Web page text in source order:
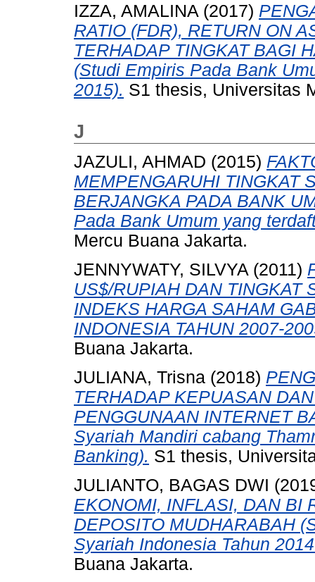
IZZA, AMALINA (2017)
RATIO (FDR), RETURN ON
TERHADAP TINGKAT BAGI
(Studi Empiris Pada Bank
2015). S1 thesis, Universitas
J
JAZULI, AHMAD (2015)
MEMPENGARUHI TINGKAT
BERJANGKA PADA BANK
Pada Bank Umum yang
Mercu Buana Jakarta.
JENNYWATY, SILVYA (2011)
US$/RUPIAH DAN TINGKAT
INDEKS HARGA SAHAM
INDONESIA TAHUN 2007-
Buana Jakarta.
JULIANA, Trisna (2018)
TERHADAP KEPUASAN
PENGGUNAAN INTERNET
Syariah Mandiri cabang
Banking). S1 thesis,
JULIANTO, BAGAS DWI
EKONOMI, INFLASI, DAN BI
DEPOSITO MUDHARABAH
Syariah Indonesia Tahun
Buana Jakarta.